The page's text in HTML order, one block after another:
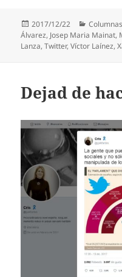
Publicado
el
2017/12/22 Categorías
Columnas
Álvarez, Josep Maria Mainat,
Lanza,Twitter,Víctor Laínez,
Dejad de